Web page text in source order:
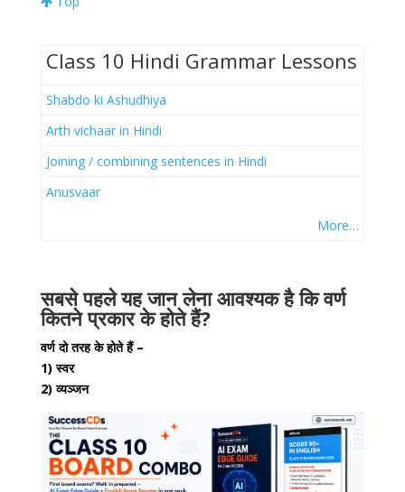
Class 10 Hindi Grammar Lessons
Shabdo ki Ashudhiya
Arth vichaar in Hindi
Joining / combining sentences in Hindi
Anusvaar
More…
सबसे पहले यह जान लेना आवश्यक है कि वर्ण
कितने प्रकार के होते हैं?
वर्ण दो तरह के होते हैं –
1) स्वर
2) व्यञ्जन